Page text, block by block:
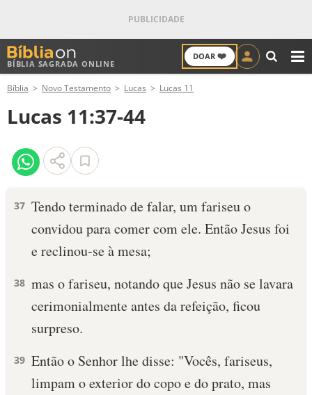
BÍBLIA SAGRADA ONLINE
DOAR ❤️
ANTIGO TESTAMENTO
NOVO TESTAMENTO
VERSÍCULOS
PALAVRA DO DIA
DEVOCIONAL DIÁRIO
10 MANDAMENTOS
Bíblia Novo Testamento Lucas Lucas 11
Lucas 11:37-44
37 Tendo terminado de falar, um fariseu o
convidou para comer com ele. Então Jesus foi
e reclinou-se à mesa;
38 mas o fariseu, notando que Jesus não se lavara
cerimonialmente antes da refeição, ficou
surpreso.
39 Então o Senhor lhe disse: "Vocês, fariseus,
limpam o exterior do copo e do prato, mas